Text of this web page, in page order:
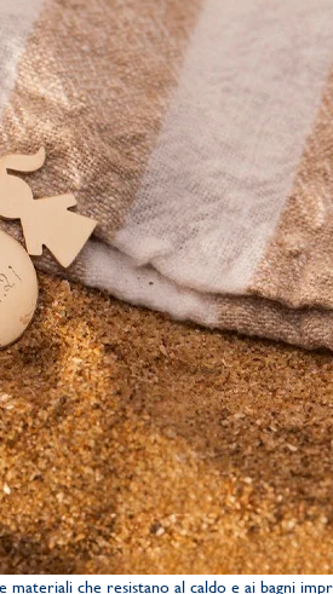
materiali che resistano al caldo e ai bagni